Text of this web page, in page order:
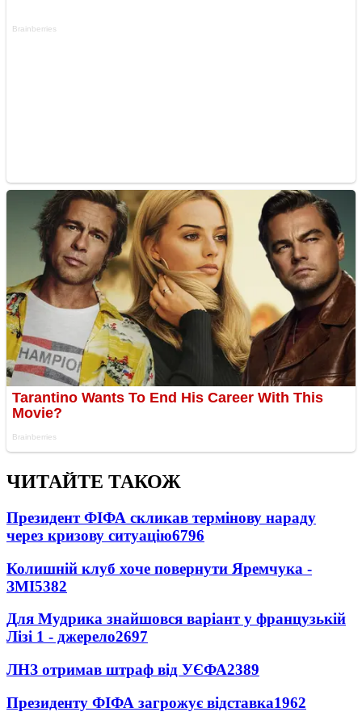
ЧИТАЙТЕ ТАКОЖ
Президент ФІФА скликав термінову нараду
через кризову ситуацію6796
Колишній клуб хоче повернути Яремчука -
ЗМІ5382
Для Мудрика знайшовся варіант у французькій
Лізі 1 - джерело2697
ЛНЗ отримав штраф від УЄФА2389
Президенту ФІФА загрожує відставка1962